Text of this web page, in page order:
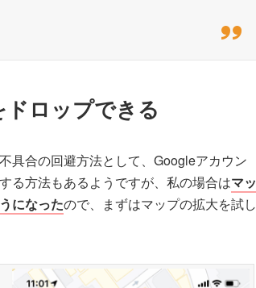
ロップできる
具合の回避方法として、Googleアカウン
る方法もあるようですが、私の場合はマッ
になったので、まずはマップの拡大を試し